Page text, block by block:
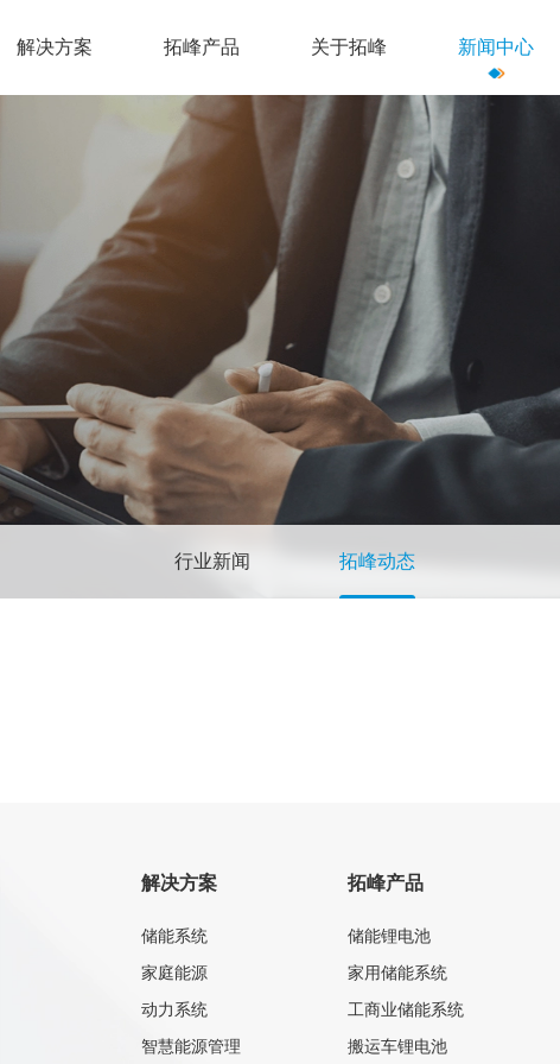
解决方案 拓峰产品 关于拓峰 新闻中心
行业新闻 拓峰动态
解决方案
储能系统
家庭能源
动力系统
智慧能源管理
拓峰产品
储能锂电池
家用储能系统
工商业储能系统
搬运车锂电池